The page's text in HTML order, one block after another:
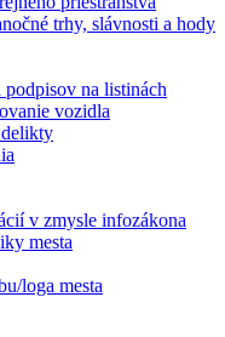
trhy, slávnosti a hody
na listinách
vozidla
delikty
v zmysle infozákona
mesta
loga mesta